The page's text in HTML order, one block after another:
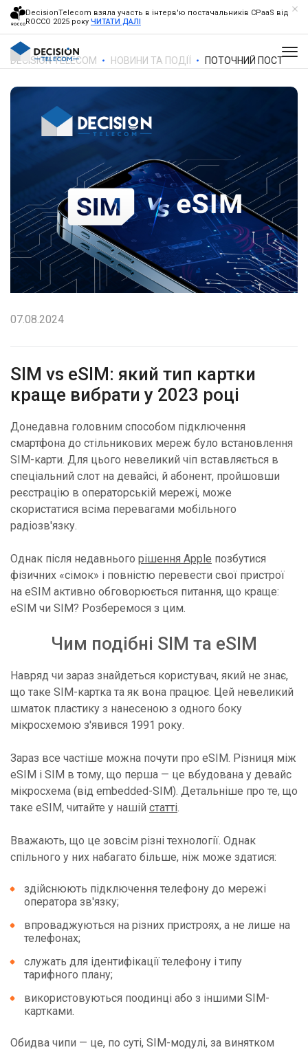
DecisionTelecom взяла участь в інтерв'ю постачальників CPaaS від
ROCCO 2025 року ЧИТАТИ ДАЛІ
DECISION TELECOM НОВИНИ ТА ПОДІЇ ПОТОЧНИЙ ПОСТ
07.08.2024
SIM vs eSIM: який тип картки
краще вибрати у 2023 році
Донедавна головним способом підключення
смартфона до стільникових мереж було встановлення
SIM-карти. Для цього невеликий чіп вставляється в
спеціальний слот на девайсі, й абонент, пройшовши
реєстрацію в операторській мережі, може
скористатися всіма перевагами мобільного
радіозв'язку.
Однак після недавнього рішення Apple позбутися
фізичних «сімок» і повністю перевести свої пристрої
на eSIM активно обговорюється питання, що краще:
eSIM чи SIM? Розберемося з цим.
Чим подібні SIM та eSIM
Навряд чи зараз знайдеться користувач, який не знає,
що таке SIM-картка та як вона працює. Цей невеликий
шматок пластику з нанесеною з одного боку
мікросхемою з'явився 1991 року.
Зараз все частіше можна почути про eSIM. Різниця між
eSIM і SIM в тому, що перша — це вбудована у девайс
мікросхема (від embedded-SIM). Детальніше про те, що
таке eSIM, читайте у нашій статті.
Вважають, що це зовсім різні технології. Однак
спільного у них набагато більше, ніж може здатися:
здійснюють підключення телефону до мережі
оператора зв'язку;
впроваджуються на різних пристроях, а не лише на
телефонах;
служать для ідентифікації телефону і типу
тарифного плану;
використовуються поодинці або з іншими SIM-
картками.
Обидва чипи — це, по суті, SIM-модулі, за винятком